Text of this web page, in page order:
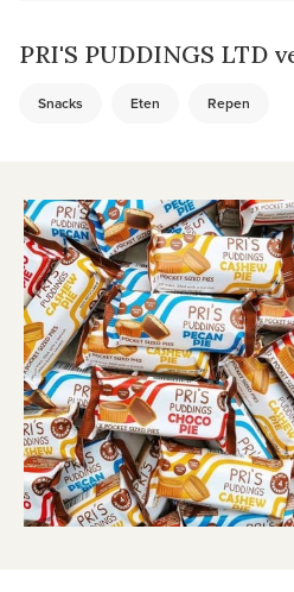
PRI'S PUDDINGS LTD
Snacks Eten Repen